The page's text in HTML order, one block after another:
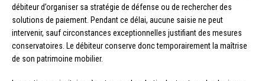
débiteur d’organiser sa stratégie de défense ou de rechercher des
solutions de paiement. Pendant ce délai, aucune saisie ne peut
intervenir, sauf circonstances exceptionnelles justifiant des mesures
conservatoires. Le débiteur conserve donc temporairement la maîtrise
de son patrimoine mobilier.